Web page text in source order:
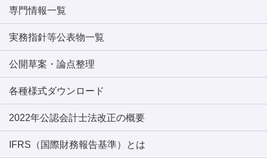
専門情報一覧
実務指針等公表物一覧
公開草案・論点整理
各種様式ダウンロード
2022年公認会計士法改正の概要
IFRS（国際財務報告基準）とは